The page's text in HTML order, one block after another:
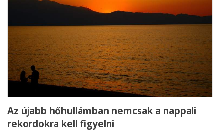
Az újabb hőhullámban nemcsak a nappali
rekordokra kell figyelni